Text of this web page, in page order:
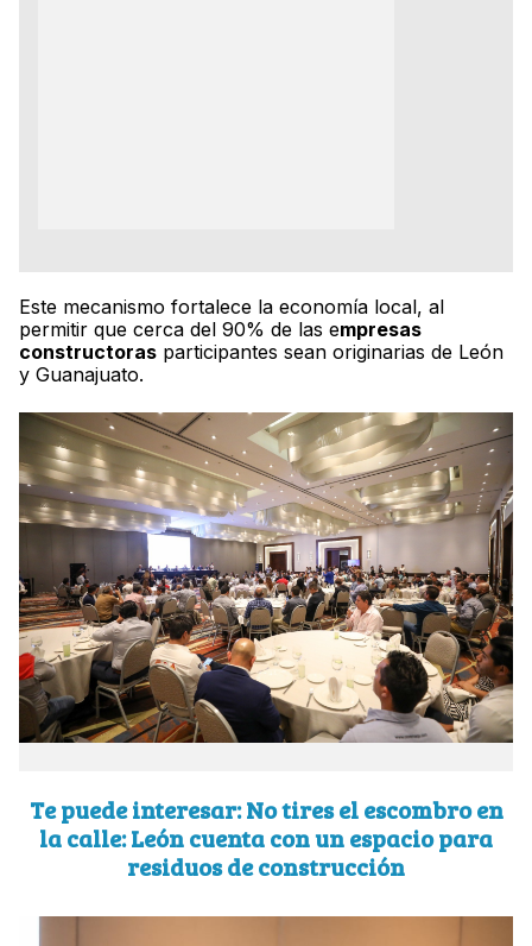
Este mecanismo fortalece la economía local, al
permitir que cerca del 90% de las empresas
constructoras participantes sean originarias de León
y Guanajuato.
Te puede interesar: No tires el escombro en
la calle: León cuenta con un espacio para
residuos de construcción